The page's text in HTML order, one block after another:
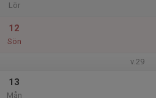
Lör
12
Sön
v.29
13
Mån